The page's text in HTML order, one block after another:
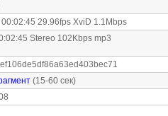
29.96fps XviD 1.1Mbps
Stereo 102Kbps mp3
(15-60 сек)